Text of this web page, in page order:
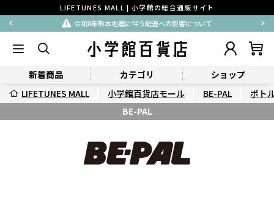
LIFETUNES MALL | 小学館の総合通販サイト
令和8年熊本地震に伴う配送への影響について
新着商品 カテゴリ
ショップ
LIFETUNES MALL
小学館百貨店モール BE-PAL
ボト
BE-PAL